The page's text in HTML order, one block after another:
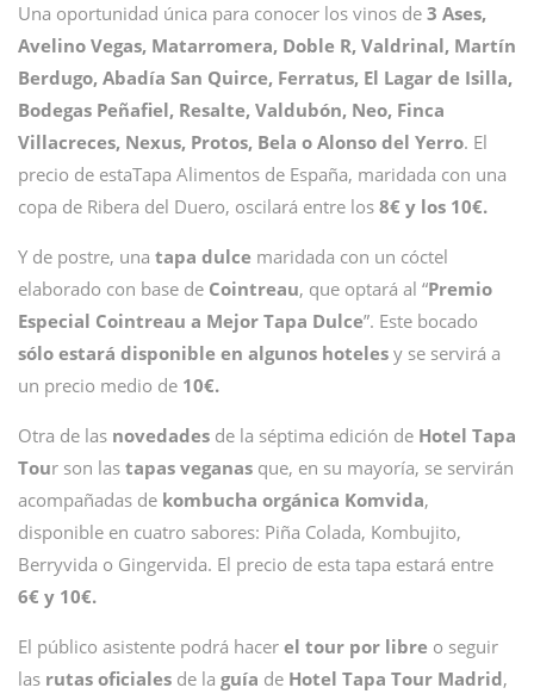
Una oportunidad única para conocer los vinos de 3 Ases,
Avelino Vegas, Matarromera, Doble R, Valdrinal, Martín
Berdugo, Abadía San Quirce, Ferratus, El Lagar de Isilla,
Bodegas Peñafiel, Resalte, Valdubón, Neo, Finca
Villacreces, Nexus, Protos, Bela o Alonso del Yerro. El
precio de estaTapa Alimentos de España, maridada con una
copa de Ribera del Duero, oscilará entre los 8€ y los 10€.
Y de postre, una tapa dulce maridada con un cóctel
elaborado con base de Cointreau, que optará al “Premio
Especial Cointreau a Mejor Tapa Dulce”. Este bocado
sólo estará disponible en algunos hoteles y se servirá a
un precio medio de 10€.
Otra de las novedades de la séptima edición de Hotel Tapa
Tour son las tapas veganas que, en su mayoría, se servirán
acompañadas de kombucha orgánica Komvida,
disponible en cuatro sabores: Piña Colada, Kombujito,
Berryvida o Gingervida. El precio de esta tapa estará entre
6€ y 10€.
El público asistente podrá hacer el tour por libre o seguir
las rutas oficiales de la guía de Hotel Tapa Tour Madrid,